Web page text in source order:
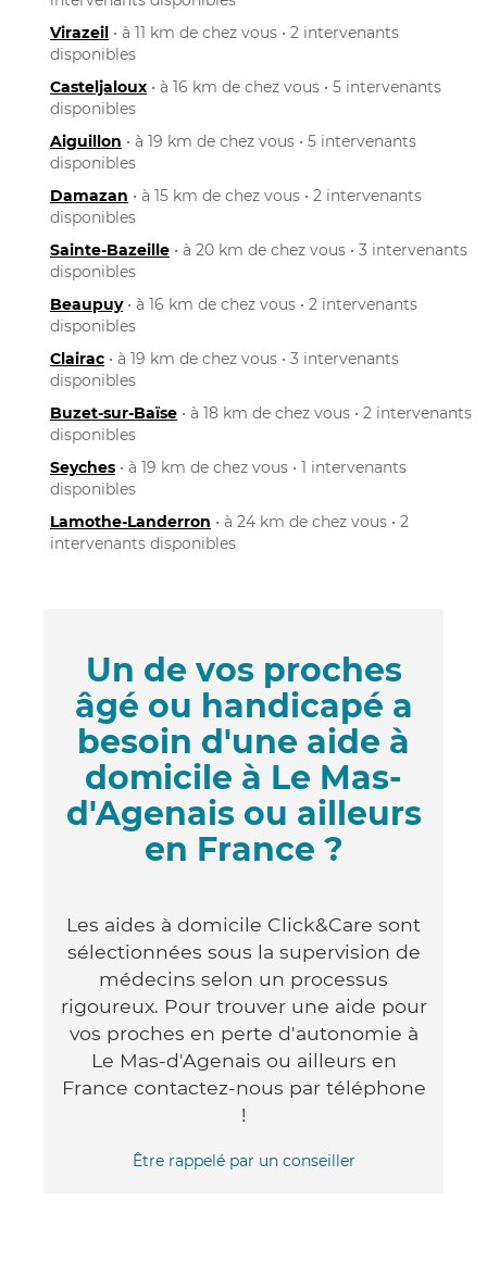
Virazeil • à 11 km de chez vous • 2 intervenants
disponibles
Casteljaloux • à 16 km de chez vous • 5 intervenants
disponibles
Aiguillon • à 19 km de chez vous • 5 intervenants
disponibles
Damazan • à 15 km de chez vous • 2 intervenants
disponibles
Sainte-Bazeille • à 20 km de chez vous • 3 intervenants
disponibles
Beaupuy• à 16 km de chez vous • 2 intervenants
disponibles
Clairac • à 19 km de chez vous • 3 intervenants
disponibles
Buzet-sur-Baïse • à 18 km de chez vous • 2 intervenants
disponibles
Seyches • à 19 km de chez vous • 1 intervenants
disponibles
Lamothe-Landerron • à 24 km de chez vous • 2
intervenants disponibles
Un de vos proches
âgé ou handicapé a
besoin d'une aide à
domicile à Le Mas-
d'Agenais ou ailleurs
en France ?
Les aides à domicile Click&Care sont
sélectionnées sous la supervision de
médecins selon un processus
rigoureux. Pour trouver une aide pour
vos proches en perte d'autonomie à
Le Mas-d'Agenais ou ailleurs en
France contactez-nous par téléphone
!
Être rappelé par un conseiller